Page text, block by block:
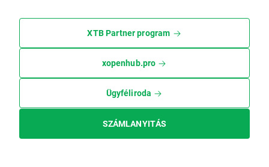
XTB Partner program
xopenhub.pro
Ügyféliroda
SZÁMLANYITÁS